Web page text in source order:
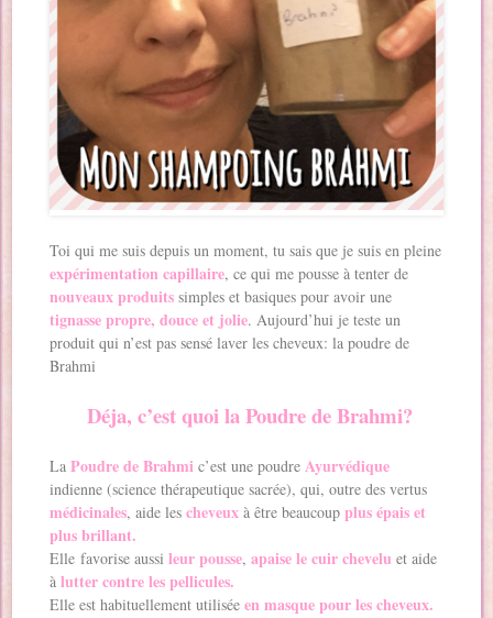
Toi qui me suis depuis un moment, tu sais que je suis en pleine
expérimentation capillaire, ce qui me pousse à tenter de
nouveaux produits simples et basiques pour avoir une
tignasse propre, douce et jolie. Aujourd’hui je teste un
produit qui n’est pas sensé laver les cheveux: la poudre de
Brahmi
Déja, c’est quoi la Poudre de Brahmi?
LaPoudre de Brahmi c’est une poudreAyurvédique
indienne (science thérapeutique sacrée), qui, outre des vertus
médicinales, aide lescheveux à être beaucoupplus épais et
plus brillant.
Elle favorise aussi leur pousse,apaise le cuir chevelu et aide
àlutter contre les pellicules.
Elle est habituellement utiliséeen masque pour les cheveux.